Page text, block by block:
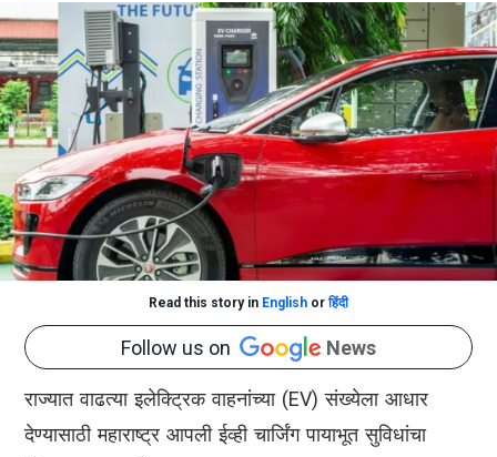
Read this story in English orहिंदी
Follow us on News
राज्यात वाढत्या इलेक्ट्रिक वाहनांच्या (EV) संख्येला आधार
देण्यासाठी महाराष्ट्र आपली ईव्ही चार्जिंग पायाभूत सुविधांचा